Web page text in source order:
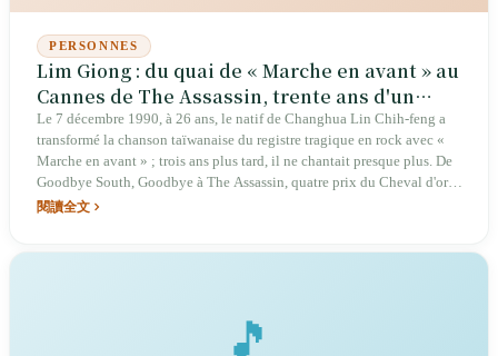
PERSONNES
Lim Giong : du quai de « Marche en avant » au
Cannes de The Assassin, trente ans d'un
déserteur du rock taïwanais
Le 7 décembre 1990, à 26 ans, le natif de Changhua Lin Chih-feng a
transformé la chanson taïwanaise du registre tragique en rock avec «
Marche en avant » ; trois ans plus tard, il ne chantait presque plus. De
Goodbye South, Goodbye à The Assassin, quatre prix du Cheval d'or,
le prix de la bande originale au Festival de Cannes, le Prix national
閱讀全文
🎵